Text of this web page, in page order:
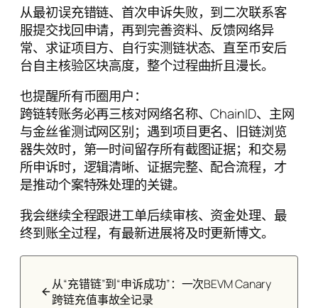
从最初误充错链、首次申诉失败，到二次联系客
服提交找回申请，再到完善资料、反馈网络异
常、求证项目方、自行实测链状态、直至币安后
台自主核验区块高度，整个过程曲折且漫长。
也提醒所有币圈用户：
跨链转账务必再三核对网络名称、ChainID、主网
与金丝雀测试网区别；遇到项目更名、旧链浏览
器失效时，第一时间留存所有截图证据；和交易
所申诉时，逻辑清晰、证据完整、配合流程，才
是推动个案特殊处理的关键。
我会继续全程跟进工单后续审核、资金处理、最
终到账全过程，有最新进展将及时更新博文。
从“充错链”到“申诉成功”：一次BEVM Canary
跨链充值事故全记录